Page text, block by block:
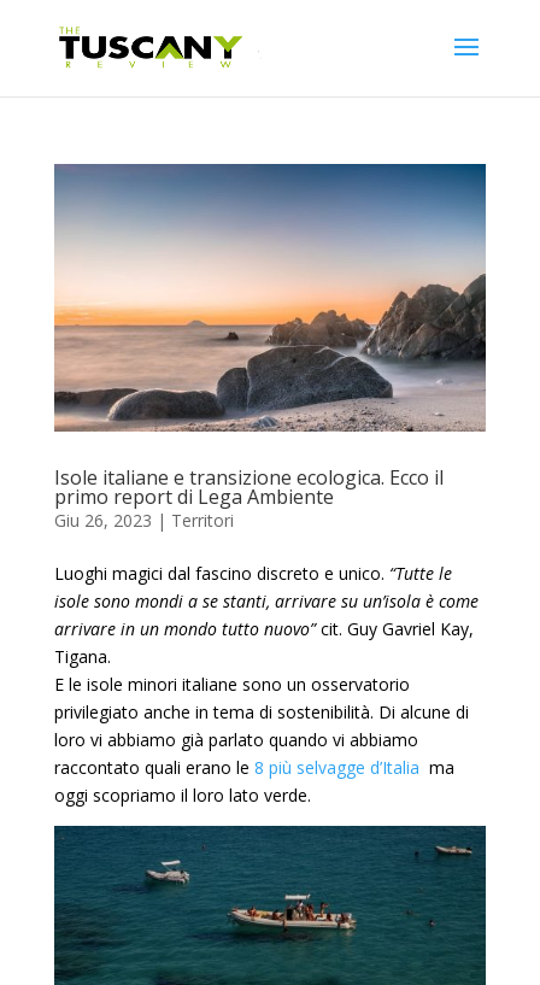
Isole italiane e transizione ecologica. Ecco il
primo report di Lega Ambiente
Giu 26, 2023 | Territori
Luoghi magici dal fascino discreto e unico. “Tutte le
isole sono mondi a se stanti, arrivare su un’isola è come
arrivare in un mondo tutto nuovo”cit. Guy Gavriel Kay,
Tigana.
E le isole minori italiane sono un osservatorio
privilegiato anche in tema di sostenibilità. Di alcune di
loro vi abbiamo già parlato quando vi abbiamo
raccontato quali erano le 8 più selvagge d’Italia ma
oggi scopriamo il loro lato verde.